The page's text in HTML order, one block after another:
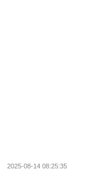
2025-08-14 08:25:35